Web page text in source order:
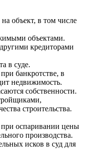
объект, в том числе
объектами.
кредиторами
в суде.
банкротстве, в
недвижимость.
собственности.
строительства.
при оспаривании цены
производства.
исков в суд для